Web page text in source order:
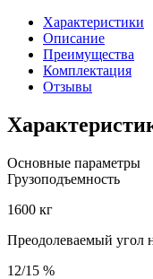
Характеристики
Описание
Преимущества
Комплектация
Отзывы
Основные параметры
Грузоподъемность
1600 кг
Преодолеваемый угол
12/15 %